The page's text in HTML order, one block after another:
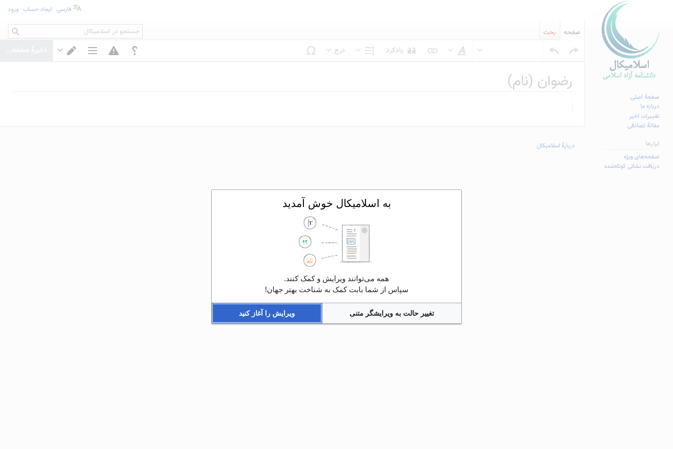
یادکرد
درج
رضوان (نام)
ناوبری
جستجو
فارسی ایجاد حساب ورود
صفحه بحث جستجو
صفحهٔ اصلی
درباره ما
تغییرات اخیر
مقالهٔ تصادفی
ابزارها
صفحه‌های ویژه
دریافت نشانی کوتاه‌شده
دربارهٔ اسلامیکال
به اسلامیکال خوش آمدید
همه می‌توانند ویرایش و کمک کنند.
سپاس از شما بابت کمک به شناخت بهتر جهان!
تغییر حالت به ویرایشگر متنی ویرایش را آغاز کنید